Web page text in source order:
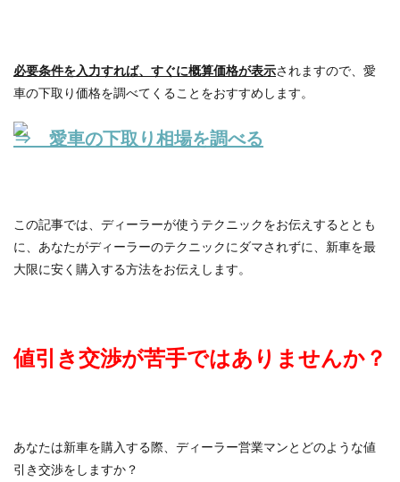
必要条件を入力すれば、すぐに概算価格が表示されますので、愛
車の下取り価格を調べてくることをおすすめします。
⇒ 愛車の下取り相場を調べる
この記事では、ディーラーが使うテクニックをお伝えするととも
に、あなたがディーラーのテクニックにダマされずに、新車を最
大限に安く購入する方法をお伝えします。
値引き交渉が苦手ではありませんか？
あなたは新車を購入する際、ディーラー営業マンとどのような値
引き交渉をしますか？